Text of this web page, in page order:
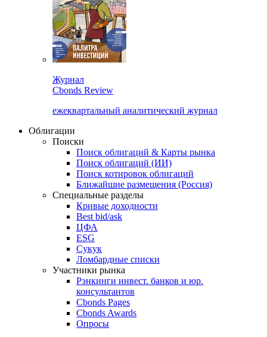
Cbonds Review
ежеквартальный аналитический журнал
Облигации
Поиски
Поиск облигаций & Карты рынка
Поиск облигаций (ИИ)
Поиск котировок облигаций
Ближайшие размещения (Россия)
Специальные разделы
Кривые доходности
Best bid/ask
ЦФА
ESG
Сукук
Ломбардные списки
Участники рынка
Рэнкинги инвест. банков и юр.